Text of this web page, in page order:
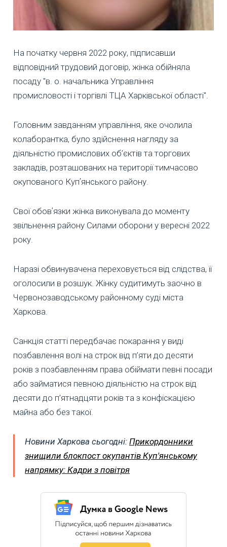
На початку червня 2022 року, підписавши
відповідний трудовий договір, жінка обійняла
посаду "в. о. начальника Управління
промисловості і торгівлі ТЦА Харківської області".
Головним завданням управління, яке очолила
колаборантка, було здійснення нагляду за
діяльністю промислових об’єктів та торгових
закладів, розташованих на території тимчасово
окупованого Купʼянського району.
Свої обовʼязки жінка виконувала до моменту
звільнення району Силами оборони у вересні 2022
року.
Наразі обвинувачена переховується від слідства, її
оголосили в розшук. Жінку судитимуть заочно в
Червонозаводському районному суді міста
Харкова.
Санкція статті передбачає покарання у виді
позбавлення волі на строк від п’яти до десяти
років з позбавленням права обіймати певні посади
або займатися певною діяльністю на строк від
десяти до п’ятнадцяти років та з конфіскацією
майна або без такої.
Новини Харкова сьогодні: Прикордонники
знищили блокпост окупантів Куп'янському
напрямку: Кадри з повітря